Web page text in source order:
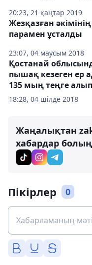
20:23, 21 қаңтар 2019
23:07, 04 маусым 2018
Жезқазған
парамен ұсталды
18:28, 04 шілде 2018
Қостанай
пышақ кезеген ер
135 мың теңге алып
Жаңалықтан
хабардар
Пікірлер 0